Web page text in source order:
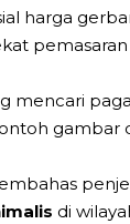
harga
pemasaran
mencari
gambar
di